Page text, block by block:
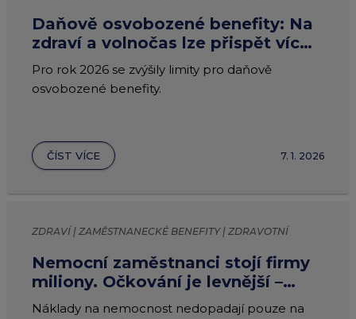
Daňově osvobozené benefity: Na
zdraví a volnočas lze přispět víc
jak 73 000 Kč
Pro rok 2026 se zvýšily limity pro daňově
osvobozené benefity.
ČÍST VÍCE 7. 1. 2026
ZDRAVÍ | ZAMĚSTNANECKÉ BENEFITY | ZDRAVOTNÍ
Nemocní zaměstnanci stojí firmy
miliony. Očkování je levnější –
využijte benefity na prevenci
Náklady na nemocnost nedopadají pouze na